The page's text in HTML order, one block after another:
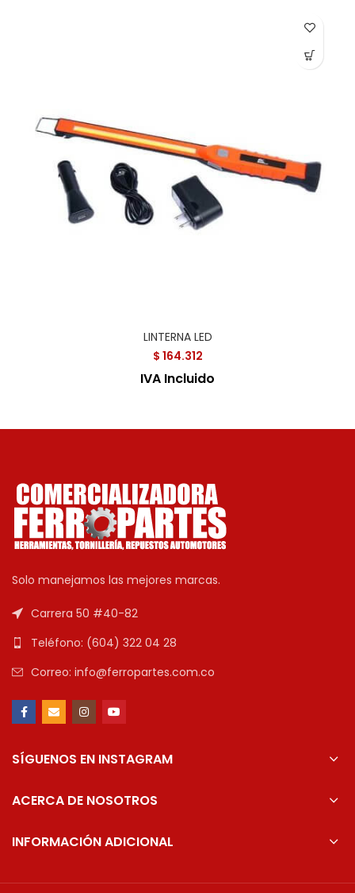
LINTERNA LED
$ 164.312
IVA Incluido
Solo manejamos las mejores marcas.
Carrera 50 #40-82
Teléfono: (604) 322 04 28
Correo: info@ferropartes.com.co
SÍGUENOS EN INSTAGRAM
ACERCA DE NOSOTROS
INFORMACIÓN ADICIONAL